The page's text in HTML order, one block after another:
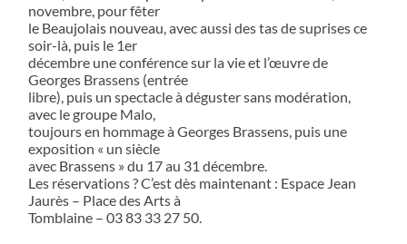
novembre, pour fêter
le Beaujolais nouveau, avec aussi des tas de suprises ce
soir-là, puis le 1er
décembre une conférence sur la vie et l’œuvre de
Georges Brassens (entrée
libre), puis un spectacle à déguster sans modération,
avec le groupe Malo,
toujours en hommage à Georges Brassens, puis une
exposition « un siècle
avec Brassens » du 17 au 31 décembre.
Les réservations ? C’est dès maintenant : Espace Jean
Jaurès – Place des Arts à
Tomblaine – 03 83 33 27 50.